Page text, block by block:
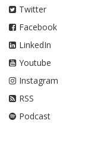
Twitter
Facebook
LinkedIn
Youtube
Instagram
RSS
Podcast